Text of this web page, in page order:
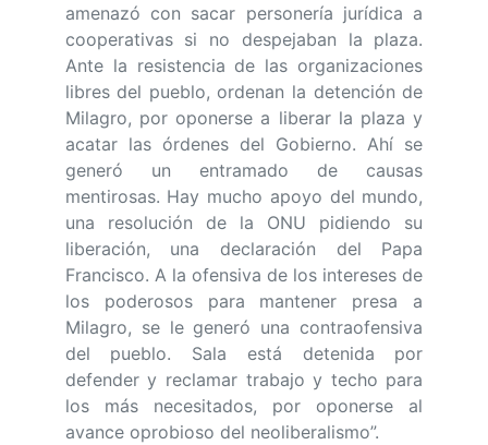
amenazó con sacar personería jurídica a
cooperativas si no despejaban la plaza.
Ante la resistencia de las organizaciones
libres del pueblo, ordenan la detención de
Milagro, por oponerse a liberar la plaza y
acatar las órdenes del Gobierno. Ahí se
generó un entramado de causas
mentirosas. Hay mucho apoyo del mundo,
una resolución de la ONU pidiendo su
liberación, una declaración del Papa
Francisco. A la ofensiva de los intereses de
los poderosos para mantener presa a
Milagro, se le generó una contraofensiva
del pueblo. Sala está detenida por
defender y reclamar trabajo y techo para
los más necesitados, por oponerse al
avance oprobioso del neoliberalismo”.